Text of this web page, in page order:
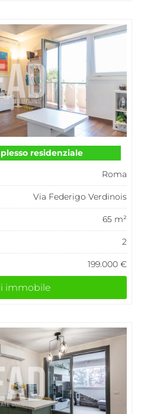
residenziale
Roma
Via Federigo Verdinois
65 m²
2
199.000 €
immobile